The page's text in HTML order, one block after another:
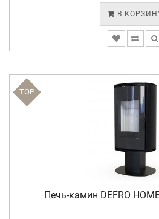
В
TOP
Печь-камин DEFRO